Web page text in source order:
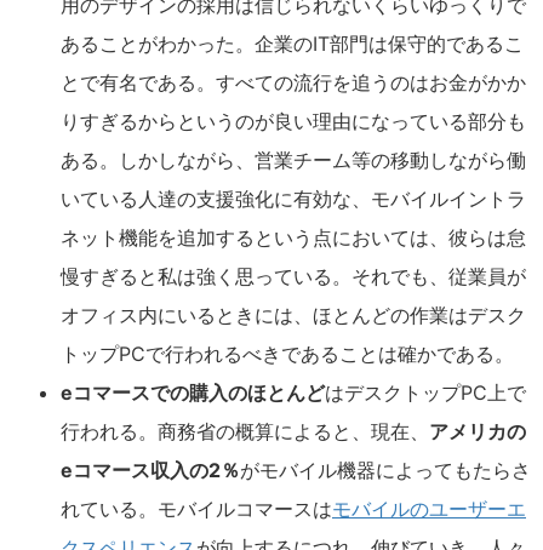
用のデザインの採用は信じられないくらいゆっくりで
あることがわかった。企業のIT部門は保守的であるこ
とで有名である。すべての流行を追うのはお金がかか
りすぎるからというのが良い理由になっている部分も
ある。しかしながら、営業チーム等の移動しながら働
いている人達の支援強化に有効な、モバイルイントラ
ネット機能を追加するという点においては、彼らは怠
慢すぎると私は強く思っている。それでも、従業員が
オフィス内にいるときには、ほとんどの作業はデスク
トップPCで行われるべきであることは確かである。
eコマースでの購入のほとんどはデスクトップPC上で
行われる。商務省の概算によると、現在、 アメリカの
eコマース収入の2％がモバイル機器によってもたらさ
れている。モバイルコマースはモバイルのユーザーエ